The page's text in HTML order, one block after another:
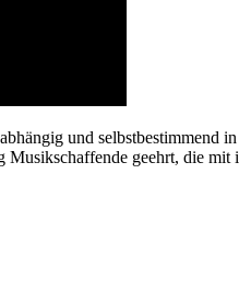
und selbstbestimmend
geehrt, die